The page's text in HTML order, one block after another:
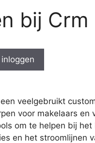
bij Crm
veelgebruikt
voor makelaars
om te helpen bij
en het stroomlijnen